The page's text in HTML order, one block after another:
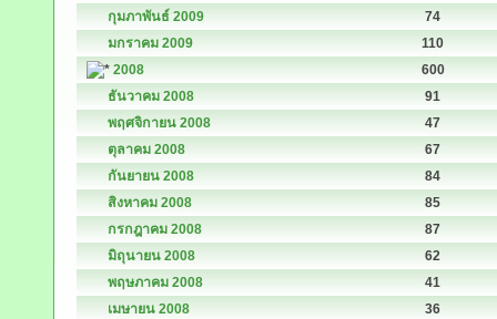
กุมภาพันธ์ 2009
74
มกราคม 2009
110
2008
600
ธันวาคม 2008
91
พฤศจิกายน 2008
47
ตุลาคม 2008
67
กันยายน 2008
84
สิงหาคม 2008
85
กรกฎาคม 2008
87
มิถุนายน 2008
62
พฤษภาคม 2008
41
เมษายน 2008
36